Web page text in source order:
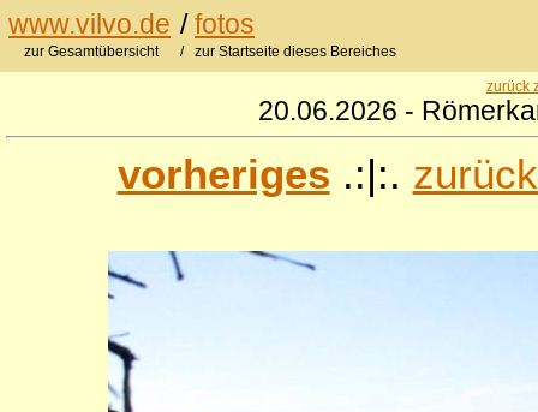
www.vilvo.de /fotos
zur Gesamtübersicht / zur Startseite dieses Bereiches
zurück
20.06.2026 -
vorheriges .:|:.